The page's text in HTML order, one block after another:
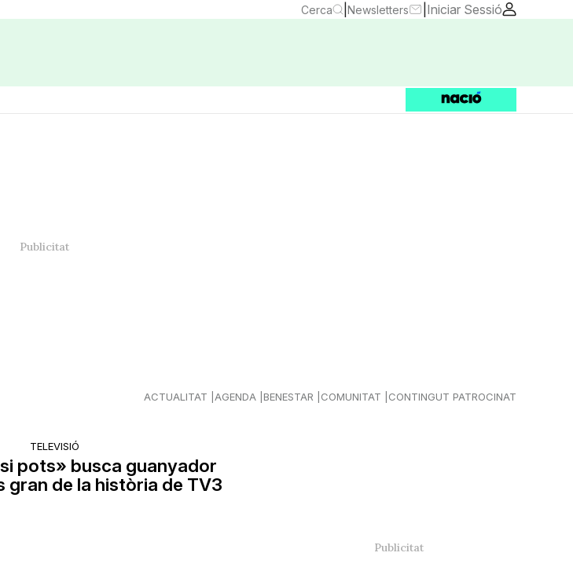
Cerca Newsletters Iniciar Sessió
ACTUALITAT AGENDA BENESTAR COMUNITAT CONTINGUT PATROCINAT
TELEVISIÓ
pots» busca guanyador
gran de la història de TV3